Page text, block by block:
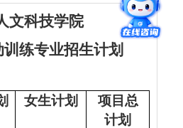
文科技学院
练专业招生计划
女生计划
项目总
计划